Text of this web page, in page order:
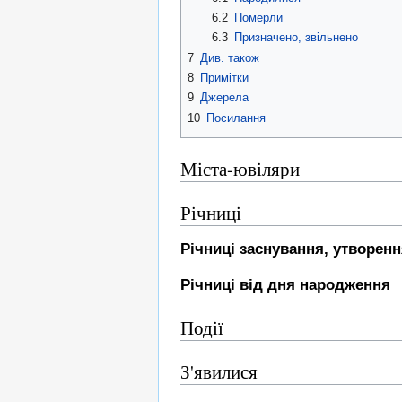
6.2
Померли
6.3
Призначено, звільнено
7 Див. також
8 Примітки
9 Джерела
10 Посилання
Міста-ювіляри
Річниці
Річниці заснування,
Річниці від дня народження
Події
З'явилися